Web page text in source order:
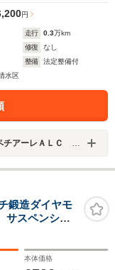
円
走行 0.3万km
修復
なし
整備
法定整備付
水区
ＯＴＯＲＳ ＧＲＯＵＰ
造ダイヤモ
スペンショ
フロントバ
+内装フルカ
本体価格